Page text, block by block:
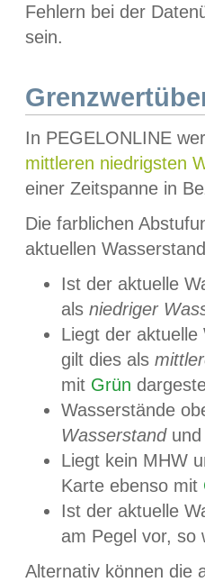
Fehlern bei der
sein.
In PEGELONLINE
mittleren niedrigsten
einer Zeitspanne in
Die farblichen
aktuellen
Ist der aktuelle
als niedriger
Liegt der
gilt dies als
mit Grün
Wasserstände
Wasserstandund
Liegt kein MHW
Karte ebenso mit
Ist der aktuelle
am Pegel vor,
Alternativ können die